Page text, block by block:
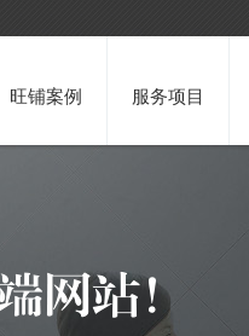
旺铺案例 服务项目